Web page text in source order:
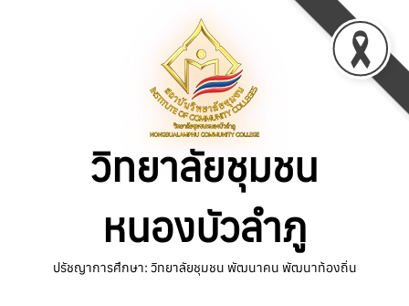
วิทยาลัยชุมชน
หนองบัวลำภู
ปรัชญาการศึกษา: วิทยาลัยชุมชน พัฒนาคน พัฒนาท้องถิ่น